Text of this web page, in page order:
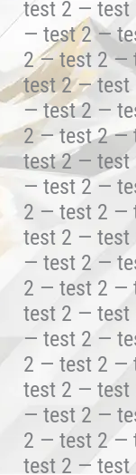
test 2 —
— test 2 —
2 — test 2 —
test 2 —
— test 2 —
2 — test 2 —
test 2 —
— test 2 —
2 — test 2 —
test 2 —
— test 2 —
2 — test 2 —
test 2 —
— test 2 —
2 — test 2 —
test 2 —
— test 2 —
2 — test 2 —
test 2 —